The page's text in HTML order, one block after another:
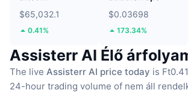
$65,032.1
0.41%
$0.03698
173.34%
Assisterr AI Élő
The live Assisterr AI price today is
24-hour trading volume of nem áll